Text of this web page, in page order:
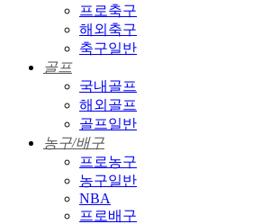
프로축구
해외축구
축구일반
골프
국내골프
해외골프
골프일반
농구/배구
프로농구
농구일반
NBA
프로배구